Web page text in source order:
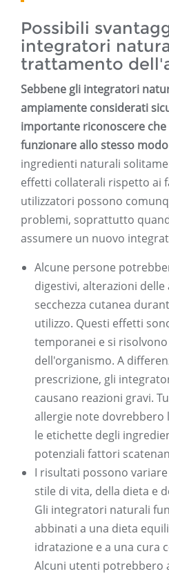
Possibili
integratori
trattamento
Sebbene gli integratori
ampiamente considerati
importante riconoscere
funzionare allo stesso
ingredienti naturali
effetti collaterali rispetto ai
utilizzatori possono
problemi, soprattutto
assumere un nuovo
Alcune persone
digestivi, alterazioni
secchezza cutanea
utilizzo. Questi effetti
temporanei e si
dell'organismo. A
prescrizione, gli
causano reazioni gravi.
allergie note dovrebbero
le etichette degli
potenziali fattori
I risultati possono
stile di vita, della dieta e
Gli integratori naturali
abbinati a una dieta
idratazione e a una cura
Alcuni utenti potrebbero